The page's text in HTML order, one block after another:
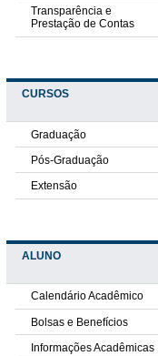
Transparência e
Prestação de Contas
CURSOS
Graduação
Pós-Graduação
Extensão
ALUNO
Calendário Acadêmico
Bolsas e Benefícios
Informações Acadêmicas